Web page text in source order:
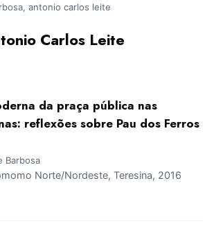
antonio carlos leite
Carlos Leite
da praça pública nas
reflexões sobre Pau dos Ferros
Barbosa
Norte/Nordeste, Teresina, 2016